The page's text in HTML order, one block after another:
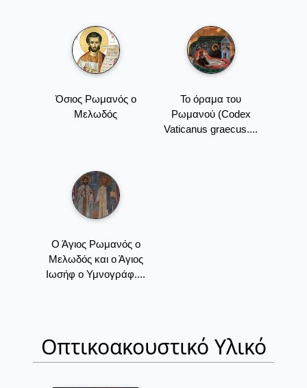
Όσιος Ρωμανός ο
Μελωδός
Το όραμα του
Ρωμανού (Codex
Vaticanus graecus....
Ο Άγιος Ρωμανός ο
Μελωδός και ο Άγιος
Ιωσήφ ο Υμνογράφ....
Οπτικοακουστικό Υλικό